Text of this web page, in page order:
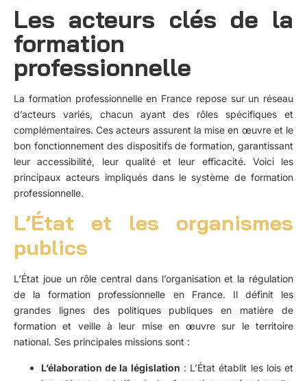
Les acteurs clés de la
formation
professionnelle
La formation professionnelle en France repose sur un réseau
d’acteurs variés, chacun ayant des rôles spécifiques et
complémentaires. Ces acteurs assurent la mise en œuvre et le
bon fonctionnement des dispositifs de formation, garantissant
leur accessibilité, leur qualité et leur efficacité. Voici les
principaux acteurs impliqués dans le système de formation
professionnelle.
L’État et les organismes
publics
L’État joue un rôle central dans l’organisation et la régulation
de la formation professionnelle en France. Il définit les
grandes lignes des politiques publiques en matière de
formation et veille à leur mise en œuvre sur le territoire
national. Ses principales missions sont :
L’élaboration de la législation : L’État établit les lois et